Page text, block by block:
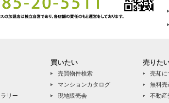
リー
買いたい
売買物件検索
マンションカタログ
現地販売会
売りた
売却に
無料売
不動産